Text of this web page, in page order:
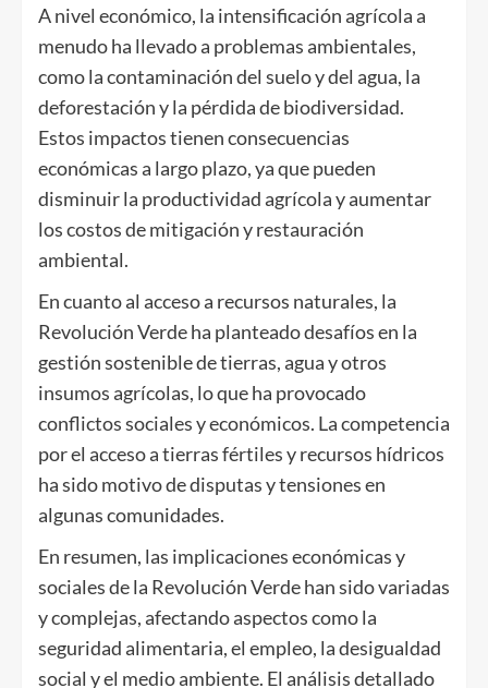
A nivel económico, la intensificación agrícola a
menudo ha llevado a problemas ambientales,
como la contaminación del suelo y del agua, la
deforestación y la pérdida de biodiversidad.
Estos impactos tienen consecuencias
económicas a largo plazo, ya que pueden
disminuir la productividad agrícola y aumentar
los costos de mitigación y restauración
ambiental.
En cuanto al acceso a recursos naturales, la
Revolución Verde ha planteado desafíos en la
gestión sostenible de tierras, agua y otros
insumos agrícolas, lo que ha provocado
conflictos sociales y económicos. La competencia
por el acceso a tierras fértiles y recursos hídricos
ha sido motivo de disputas y tensiones en
algunas comunidades.
En resumen, las implicaciones económicas y
sociales de la Revolución Verde han sido variadas
y complejas, afectando aspectos como la
seguridad alimentaria, el empleo, la desigualdad
social y el medio ambiente. El análisis detallado